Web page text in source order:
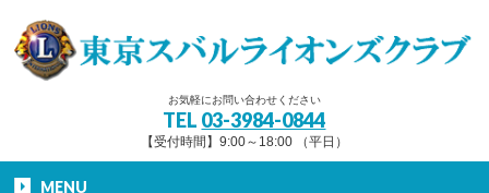
お気軽にお問い合わせください
TEL 03-3984-0844
【受付時間】9:00～18:00 （平日）
MENU